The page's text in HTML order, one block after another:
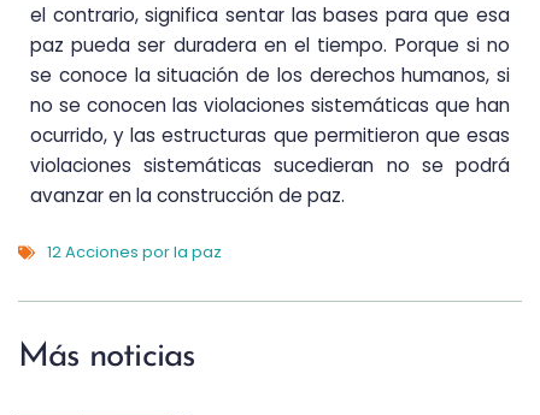
el contrario, significa sentar las bases para que esa
paz pueda ser duradera en el tiempo. Porque si no
se conoce la situación de los derechos humanos, si
no se conocen las violaciones sistemáticas que han
ocurrido, y las estructuras que permitieron que esas
violaciones sistemáticas sucedieran no se podrá
avanzar en la construcción de paz.
12 Acciones por la paz
Más noticias